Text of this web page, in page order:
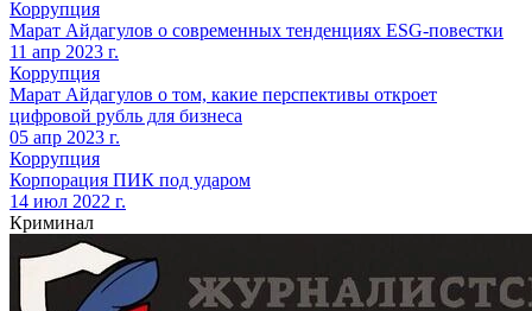
Коррупция
Марат Айдагулов о современных тенденциях ESG-повестки
11 апр 2023 г.
Коррупция
Марат Айдагулов о том, какие перспективы откроет
цифровой рубль для бизнеса
05 апр 2023 г.
Коррупция
Корпорация ПИК под ударом
14 июл 2022 г.
Криминал